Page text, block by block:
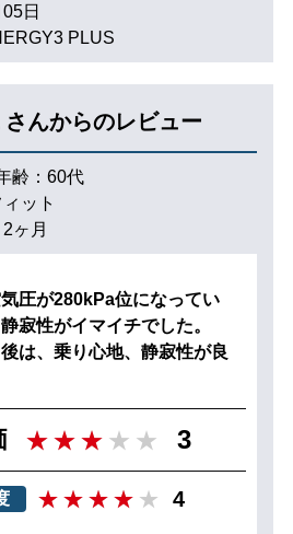
日
PLUS
さんからのレビュー
齢： 60代
ット
2ヶ月
圧が280kPa位になってい
寂性がイマイチでした。
は、乗り心地、静寂性が良
3
4